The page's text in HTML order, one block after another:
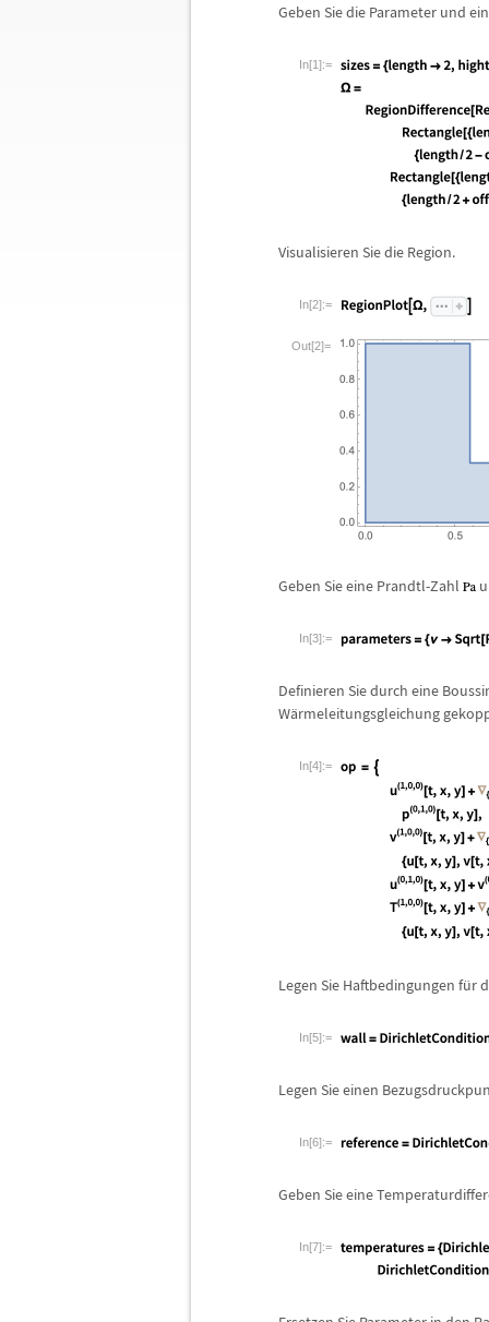
Geben Sie die Parameter und
In[1]:=
Visualisieren Sie die Region.
In[2]:=
Out[2]=
Geben Sie eine Prandtl-Zahl
In[3]:=
Definieren Sie durch eine
Wärmeleitungsgleichung
In[4]:=
Legen Sie Haftbedingungen für
In[5]:=
Legen Sie einen
In[6]:=
Geben Sie eine
In[7]:=